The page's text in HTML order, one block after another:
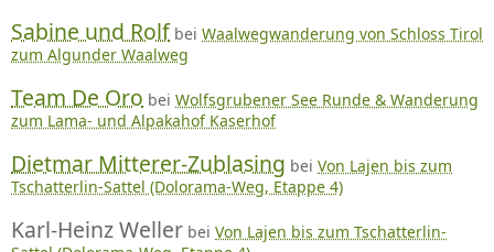
Sabine und Rolf bei Waalwegwanderung von Schloss Tirol
zum Algunder Waalweg
Team De Oro bei Wolfsgrubener See Runde & Wanderung
zum Lama- und Alpakahof Kaserhof
Dietmar Mitterer-Zublasing bei Von Lajen bis zum
Tschatterlin-Sattel (Dolorama-Weg, Etappe 4)
Karl-Heinz Weller bei Von Lajen bis zum Tschatterlin-